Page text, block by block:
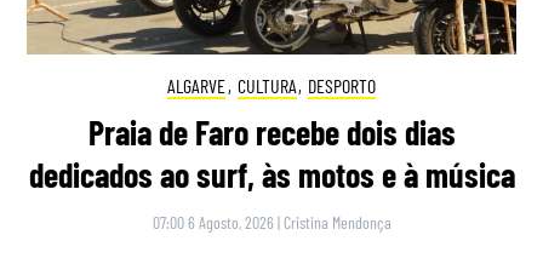
ALGARVE, CULTURA, DESPORTO
Praia de Faro recebe dois dias
dedicados ao surf, às motos e à música
07:00 6 Agosto, 2026 | Cristina Mendonça